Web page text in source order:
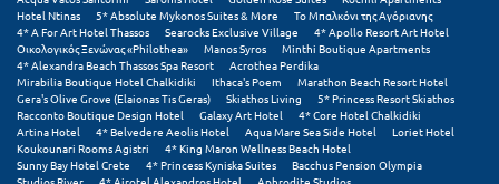
Ιεράπετρα
Ιθάκη
Ικαρία
Ίος
Hotel Ntinas
5* Absolute Mykonos Suites & More
Το Μπαλκόνι της Αγόριανης
4* A For Art Hotel Thassos
Searocks Exclusive Village
4* Apollo Resort Art Hotel
Οικολογικός Ξενώνας «Philothea»
Manos Syros
Minthi Boutique Apartments
4* Alexandra Beach Thassos Spa Resort
Acrothea Perdika
Mirabilia Boutique Hotel Chalkidiki
Ithaca's Poem
Marathon Beach Resort Hotel
Gera's Olive Grove (Elaionas Tis Geras)
Skiathos Living
5* Princess Resort Skiathos
Racconto Boutique Design Hotel
Galaxy Art Hotel
4* Core Hotel Chalkidiki
Artina Hotel
4* Belvedere Aeolis Hotel Aqua Mare Sea Side Hotel
Loriet Hotel
Koukounari Rooms Agistri
4* King Maron Wellness Beach Hotel
Sunny Bay Hotel Crete
4* Princess Kyniska Suites
Bacchus Pension Olympia